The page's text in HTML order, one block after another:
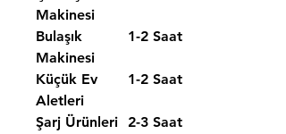
Makinesi
Bulaşık
Makinesi
1-2 Saat
Küçük Ev
Aletleri
1-2 Saat
Şarj Ürünleri
2-3 Saat